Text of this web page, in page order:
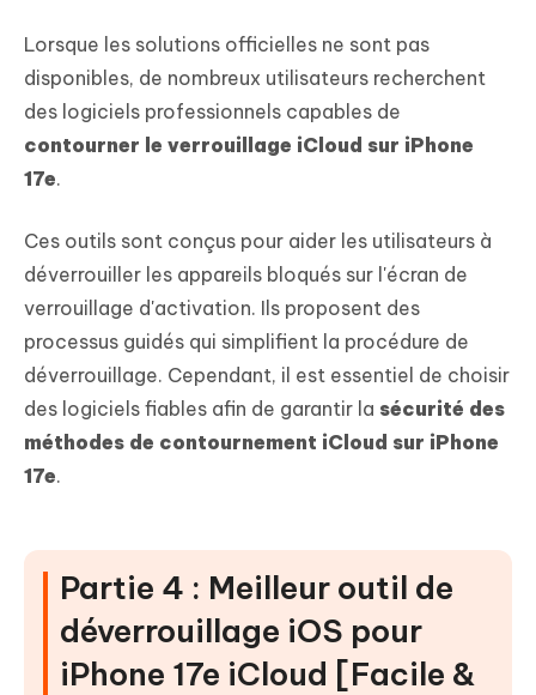
Lorsque les solutions officielles ne sont pas
disponibles, de nombreux utilisateurs recherchent
des logiciels professionnels capables de
contourner le verrouillage iCloud sur iPhone
17e.
Ces outils sont conçus pour aider les utilisateurs à
déverrouiller les appareils bloqués sur l'écran de
verrouillage d'activation. Ils proposent des
processus guidés qui simplifient la procédure de
déverrouillage. Cependant, il est essentiel de choisir
des logiciels fiables afin de garantir la sécurité des
méthodes de contournement iCloud sur iPhone
17e.
Partie 4 : Meilleur outil de
déverrouillage iOS pour
iPhone 17e iCloud [Facile &